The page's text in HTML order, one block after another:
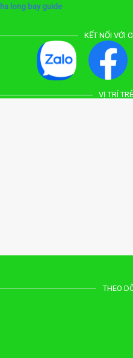
ha long bay guide
KẾT NỐI VỚI
VỊ TRÍ
THEO